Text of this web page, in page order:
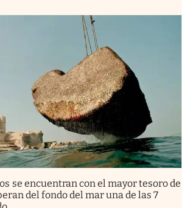
se encuentran con el mayor tesoro de
del fondo del mar una de las 7